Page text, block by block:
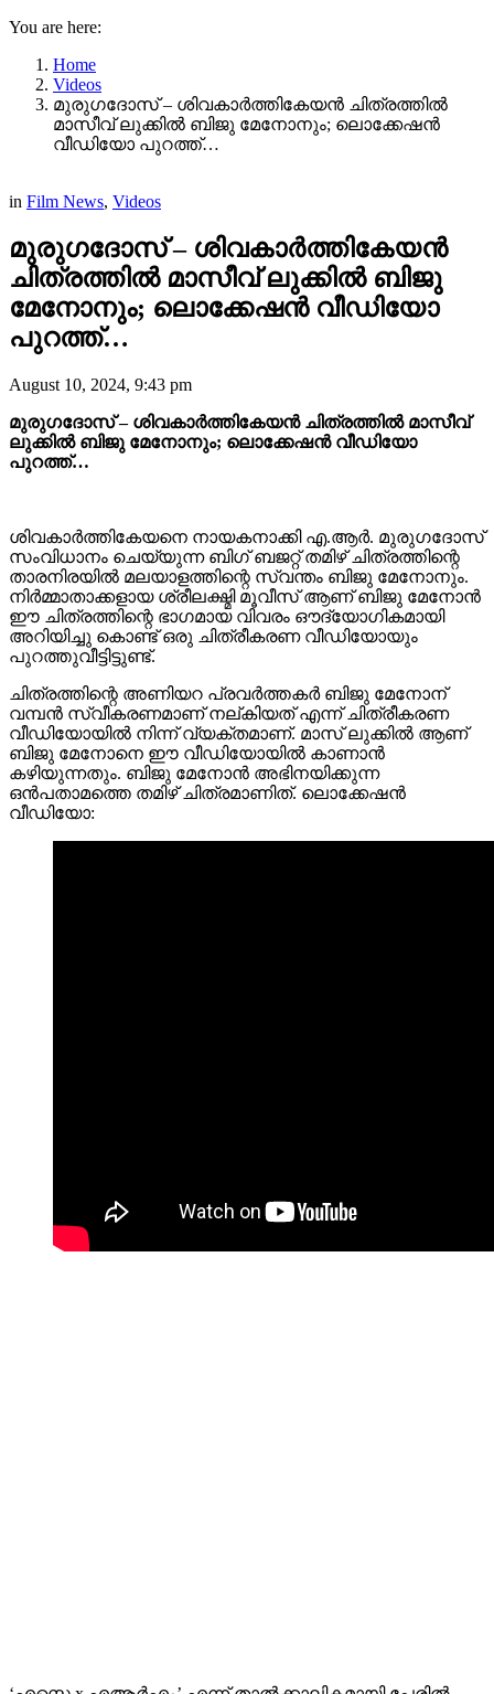
You are here:
Home
Videos
മുരുഗദോസ് – ശിവകാർത്തികേയൻ ചിത്രത്തിൽ
മാസീവ് ലുക്കിൽ ബിജു മേനോനും; ലൊക്കേഷൻ
വീഡിയോ പുറത്ത്…
in Film News, Videos
മുരുഗദോസ് – ശിവകാർത്തികേയൻ
ചിത്രത്തിൽ മാസീവ് ലുക്കിൽ ബിജു
മേനോനും; ലൊക്കേഷൻ വീഡിയോ
പുറത്ത്…
August 10, 2024, 9:43 pm
മുരുഗദോസ് – ശിവകാർത്തികേയൻ ചിത്രത്തിൽ മാസീവ്
ലുക്കിൽ ബിജു മേനോനും; ലൊക്കേഷൻ വീഡിയോ
പുറത്ത്…
ശിവകാർത്തികേയനെ നായകനാക്കി എ.ആർ. മുരുഗദോസ്
സംവിധാനം ചെയ്യുന്ന ബിഗ് ബജറ്റ് തമിഴ് ചിത്രത്തിന്റെ
താരനിരയിൽ മലയാളത്തിന്റെ സ്വന്തം ബിജു മേനോനും.
നിർമ്മാതാക്കളായ ശ്രീലക്ഷ്മി മൂവീസ് ആണ് ബിജു മേനോൻ
ഈ ചിത്രത്തിന്റെ ഭാഗമായ വിവരം ഔദ്യോഗികമായി
അറിയിച്ചു കൊണ്ട് ഒരു ചിത്രീകരണ വീഡിയോയും
പുറത്തുവീട്ടിട്ടുണ്ട്.
ചിത്രത്തിന്റെ അണിയറ പ്രവർത്തകർ ബിജു മേനോന്
വമ്പൻ സ്വീകരണമാണ് നല്കിയത് എന്ന് ചിത്രീകരണ
വീഡിയോയിൽ നിന്ന് വ്യക്തമാണ്. മാസ് ലുക്കിൽ ആണ്
ബിജു മേനോനെ ഈ വീഡിയോയിൽ കാണാൻ
കഴിയുന്നതും. ബിജു മേനോൻ അഭിനയിക്കുന്ന
ഒൻപതാമത്തെ തമിഴ് ചിത്രമാണിത്. ലൊക്കേഷൻ
വീഡിയോ: